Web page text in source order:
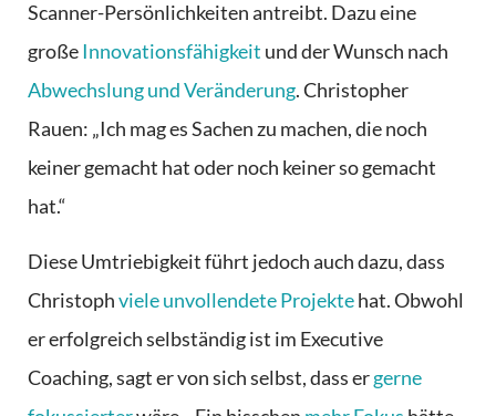
Scanner-Persönlichkeiten antreibt. Dazu eine
großeInnovationsfähigkeit und der Wunsch nach
Abwechslung und Veränderung. Christopher
Rauen: „Ich mag es Sachen zu machen, die noch
keiner gemacht hat oder noch keiner so gemacht
hat.“
Diese Umtriebigkeit führt jedoch auch dazu, dass
Christophviele unvollendete Projektehat. Obwohl
er erfolgreich selbständig ist im Executive
Coaching, sagt er von sich selbst, dass ergerne